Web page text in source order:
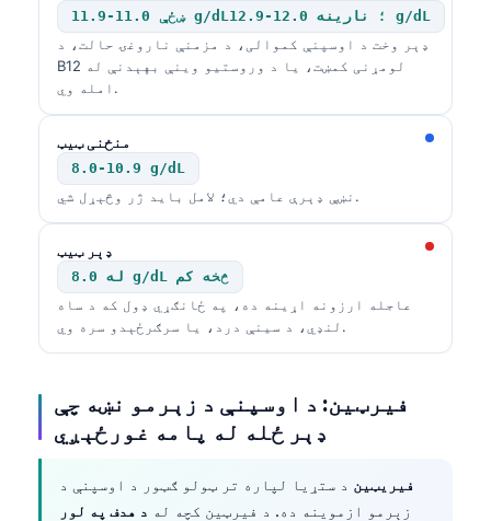
ښځې 11.0-11.9 g/dL؛ نارینه 12.0-12.9 g/dL
ډېر وخت د اوسپنې کموالی، د مزمنې ناروغۍ حالت، د
B12 لومړنی کمښت، یا د وروستیو وینې بهېدنې له
امله وي.
منځنی ټیټ
8.0-10.9 g/dL
نښې ډېرې عامې دي؛ لامل باید ژر وڅېړل شي.
ډېر ټیټ
له 8.0 g/dL څخه کم
عاجله ارزونه اړینه ده، په ځانګړي ډول که د ساه
لنډي، د سینې درد، یا سرګرځېدو سره وي.
فیرټین: د اوسپنې د زېرمو نښه چې
ډېر ځله له پامه غورځېږي
فیریټین د ستړیا لپاره تر ټولو ګټور د اوسپنې د
زېرمو ازموینه ده. د فیرټین کچه له د هدف په لور